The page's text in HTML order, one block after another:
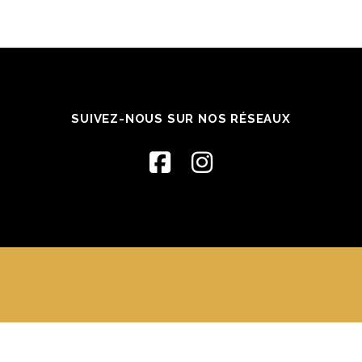
SUIVEZ-NOUS SUR NOS RÉSEAUX